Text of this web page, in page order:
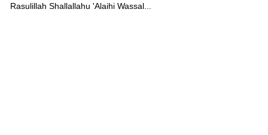
Rasulillah Shallallahu 'Alaihi Wassal...